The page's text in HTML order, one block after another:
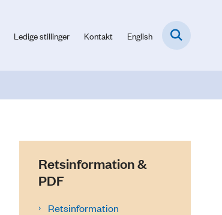
Ledige stillinger Kontakt English
Retsinformation &
PDF
Retsinformation